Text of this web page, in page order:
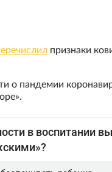
признаки
о пандемии